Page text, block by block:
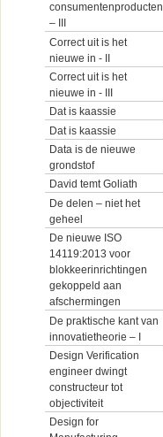
consumentenproducten
– III
Correct uit is het
nieuwe in - II
Correct uit is het
nieuwe in - III
Dat is kaassie
Dat is kaassie
Data is de nieuwe
grondstof
David temt Goliath
De delen – niet het
geheel
De nieuwe ISO
14119:2013 voor
blokkeerinrichtingen
gekoppeld aan
afschermingen
De praktische kant van
innovatietheorie – I
Design Verification
engineer dwingt
constructeur tot
objectiviteit
Design for